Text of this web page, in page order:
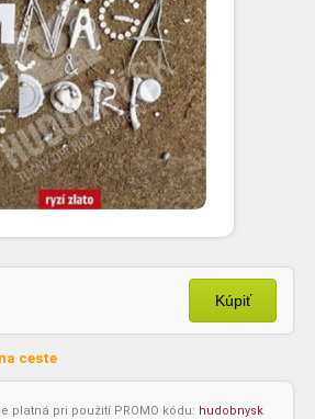
Kúpiť
na ceste
platná pri použití PROMO kódu: hudobnysk